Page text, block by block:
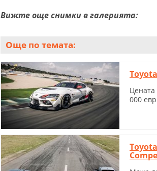
Вижте още снимки в галерията:
Още по темата:
Цената
000